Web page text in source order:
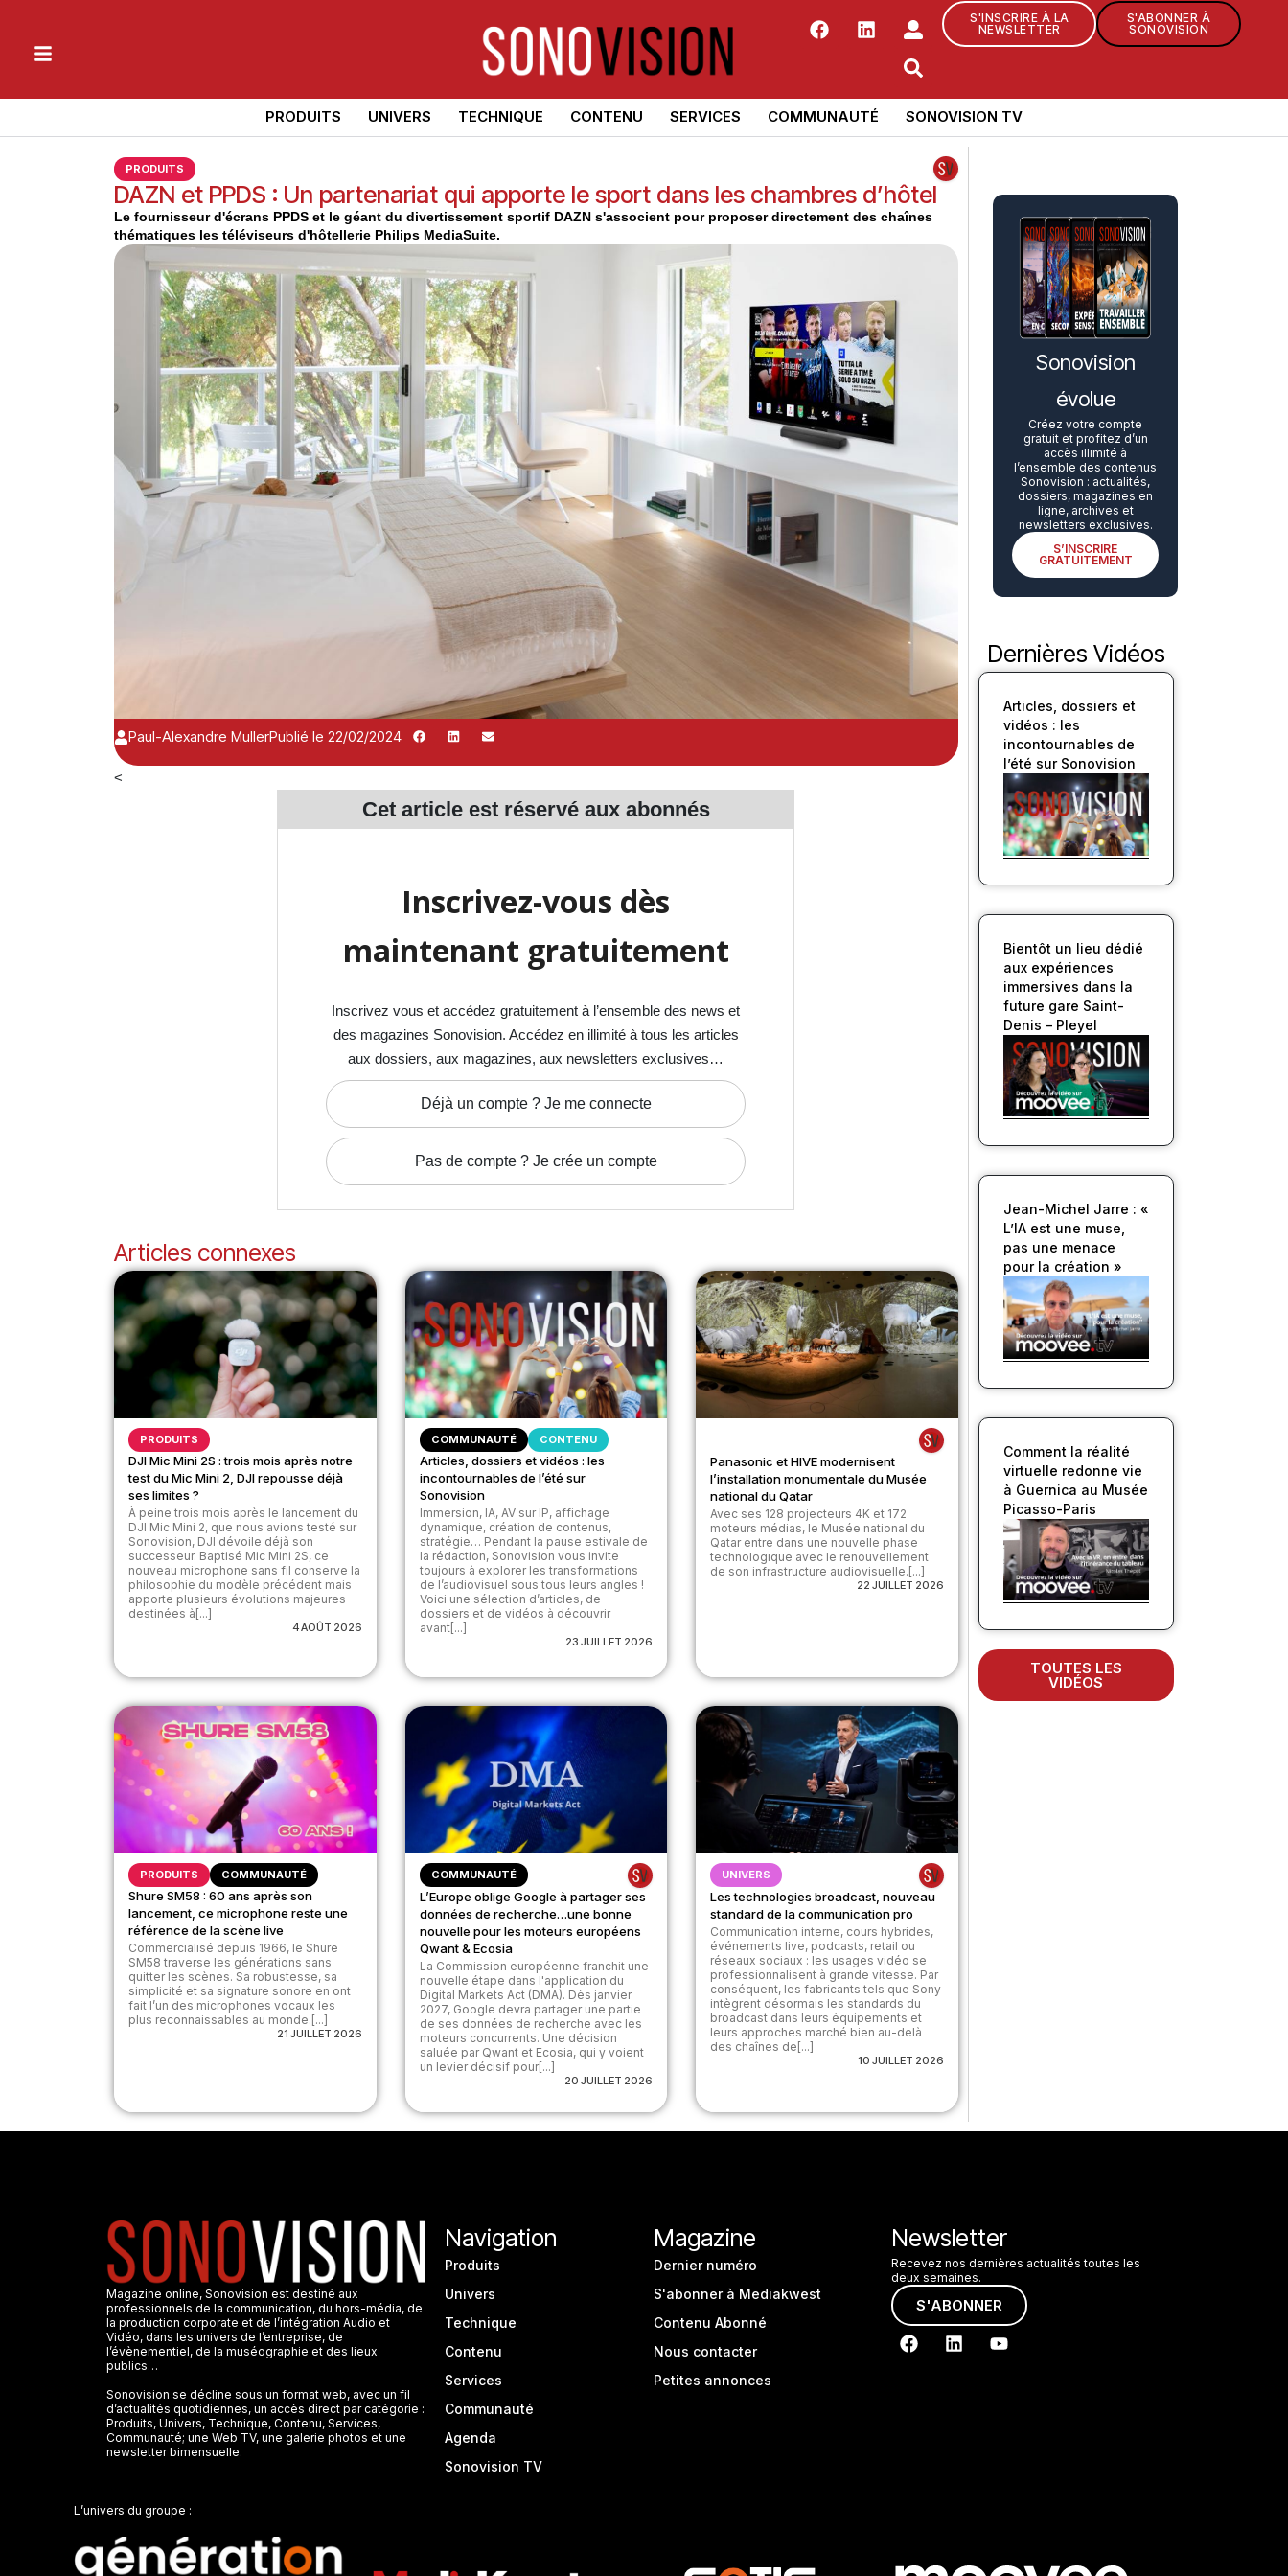
S'INSCRIRE À LA
NEWSLETTER
S'ABONNER À
SONOVISION
PRODUITS UNIVERS TECHNIQUE CONTENU SERVICES COMMUNAUTÉ SONOVISION TV
PRODUITS
DAZN et PPDS : Un partenariat qui apporte le sport dans les chambres d’hôtel
Le fournisseur d'écrans PPDS et le géant du divertissement sportif DAZN s'associent pour proposer directement des chaînes
thématiques les téléviseurs d'hôtellerie Philips MediaSuite.
Paul-Alexandre MullerPublié le 22/02/2024
<
Cet article est réservé aux abonnés
Inscrivez-vous dès
maintenant gratuitement
Inscrivez vous et accédez gratuitement à l’ensemble des news et
des magazines Sonovision. Accédez en illimité à tous les articles
aux dossiers, aux magazines, aux newsletters exclusives…
Déjà un compte ? Je me connecte
Pas de compte ? Je crée un compte
Articles connexes
PRODUITS
DJI Mic Mini 2S : trois mois après notre
test du Mic Mini 2, DJI repousse déjà
ses limites ?
À peine trois mois après le lancement du
DJI Mic Mini 2, que nous avions testé sur
Sonovision, DJI dévoile déjà son
successeur. Baptisé Mic Mini 2S, ce
nouveau microphone sans fil conserve la
philosophie du modèle précédent mais
apporte plusieurs évolutions majeures
destinées à[...]
4 AOÛT 2026
COMMUNAUTÉ CONTENU
Articles, dossiers et vidéos : les
incontournables de l’été sur
Sonovision
Immersion, IA, AV sur IP, affichage
dynamique, création de contenus,
stratégie… Pendant la pause estivale de
la rédaction, Sonovision vous invite
toujours à explorer les transformations
de l’audiovisuel sous tous leurs angles !
Voici une sélection d’articles, de
dossiers et de vidéos à découvrir
avant[...]
23 JUILLET 2026
Panasonic et HIVE modernisent
l’installation monumentale du Musée
national du Qatar
Avec ses 128 projecteurs 4K et 172
moteurs médias, le Musée national du
Qatar entre dans une nouvelle phase
technologique avec le renouvellement
de son infrastructure audiovisuelle.[...]
22 JUILLET 2026
PRODUITS COMMUNAUTÉ
Shure SM58 : 60 ans après son
lancement, ce microphone reste une
référence de la scène live
Commercialisé depuis 1966, le Shure
SM58 traverse les générations sans
quitter les scènes. Sa robustesse, sa
simplicité et sa signature sonore en ont
fait l’un des microphones vocaux les
plus reconnaissables au monde.[...]
21 JUILLET 2026
COMMUNAUTÉ
L’Europe oblige Google à partager ses
données de recherche…une bonne
nouvelle pour les moteurs européens
Qwant & Ecosia
La Commission européenne franchit une
nouvelle étape dans l'application du
Digital Markets Act (DMA). Dès janvier
2027, Google devra partager une partie
de ses données de recherche avec les
moteurs concurrents. Une décision
saluée par Qwant et Ecosia, qui y voient
un levier décisif pour[...]
20 JUILLET 2026
UNIVERS
Les technologies broadcast, nouveau
standard de la communication pro
Communication interne, cours hybrides,
événements live, podcasts, retail ou
réseaux sociaux : les usages vidéo se
professionnalisent à grande vitesse. Par
conséquent, les fabricants tels que Sony
intègrent désormais les standards du
broadcast dans leurs équipements et
leurs approches marché bien au-delà
des chaînes de[...]
10 JUILLET 2026
Sonovision
évolue
Créez votre compte
gratuit et profitez d’un
accès illimité à
l’ensemble des contenus
Sonovision : actualités,
dossiers, magazines en
ligne, archives et
newsletters exclusives.
S’INSCRIRE
GRATUITEMENT
Dernières Vidéos
Articles, dossiers et
vidéos : les
incontournables de
l’été sur Sonovision
Bientôt un lieu dédié
aux expériences
immersives dans la
future gare Saint-
Denis – Pleyel
Jean-Michel Jarre : «
L’IA est une muse,
pas une menace
pour la création »
Comment la réalité
virtuelle redonne vie
à Guernica au Musée
Picasso-Paris
TOUTES LES
VIDÉOS
Magazine online, Sonovision est destiné aux
professionnels de la communication, du hors-média, de
la production corporate et de l’intégration Audio et
Vidéo, dans les univers de l’entreprise, de
l’évènementiel, de la muséographie et des lieux
publics…
Sonovision se décline sous un format web, avec un fil
d’actualités quotidiennes, un accès direct par catégorie :
Produits, Univers, Technique, Contenu, Services,
Communauté; une Web TV, une galerie photos et une
newsletter bimensuelle.
Navigation
Produits
Univers
Technique
Contenu
Services
Communauté
Agenda
Sonovision TV
Magazine
Dernier numéro
S'abonner à Mediakwest
Contenu Abonné
Nous contacter
Petites annonces
Newsletter
Recevez nos dernières actualités toutes les
deux semaines.
S'ABONNER
L’univers du groupe :